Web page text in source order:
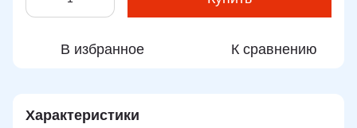
В избранное К сравнению
Характеристики